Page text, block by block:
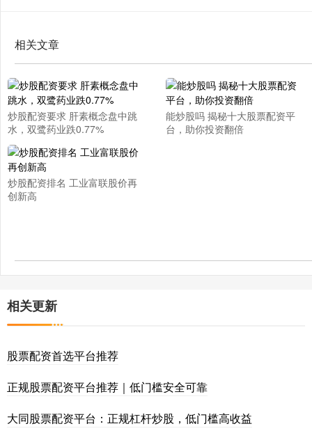
相关文章
炒股配资要求 肝素概念盘中跳
水，双鹭药业跌0.77%
能炒股吗 揭秘十大股票配资平
台，助你投资翻倍
炒股配资排名 工业富联股价再
创新高
相关更新
股票配资首选平台推荐
正规股票配资平台推荐｜低门槛安全可靠
大同股票配资平台：正规杠杆炒股，低门槛高收益